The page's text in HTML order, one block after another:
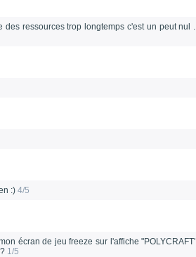
ressources trop longtemps c'est un peut nul .
:) 4/5
écran de jeu freeze sur l'affiche "POLYCRAFT'
1/5